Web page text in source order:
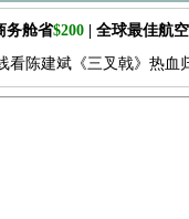
务舱省$200 | 全球最佳航
看陈建斌《三叉戟》热血